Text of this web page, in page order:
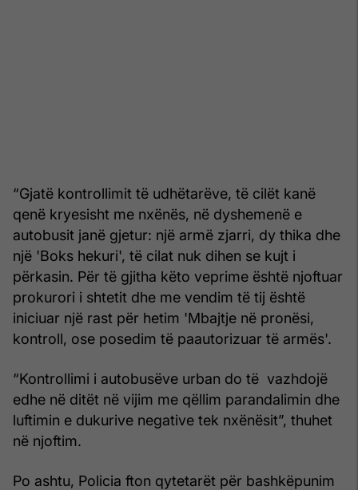
“Gjatë kontrollimit të udhëtarëve, të cilët kanë
qenë kryesisht me nxënës, në dyshemenë e
autobusit janë gjetur: një armë zjarri, dy thika dhe
një 'Boks hekuri', të cilat nuk dihen se kujt i
përkasin. Për të gjitha këto veprime është njoftuar
prokurori i shtetit dhe me vendim të tij është
iniciuar një rast për hetim 'Mbajtje në pronësi,
kontroll, ose posedim të paautorizuar të armës'.
“Kontrollimi i autobusëve urban do të vazhdojë
edhe në ditët në vijim me qëllim parandalimin dhe
luftimin e dukurive negative tek nxënësit”, thuhet
në njoftim.
Po ashtu, Policia fton qytetarët për bashkëpunim